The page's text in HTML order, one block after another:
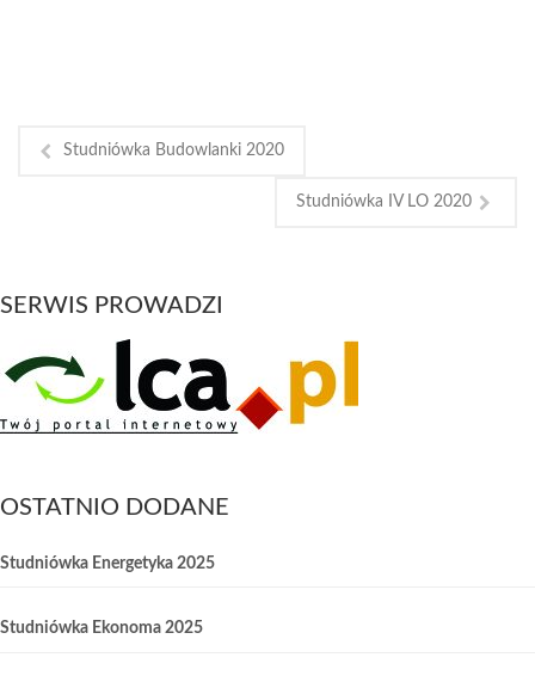
Studniówka Budowlanki 2020
Studniówka IV LO 2020
SERWIS PROWADZI
OSTATNIO DODANE
Studniówka Energetyka 2025
Studniówka Ekonoma 2025